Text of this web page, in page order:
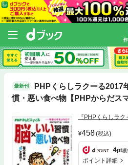
最新刊
PHPくらしラクーる2017
慣・悪い食べ物【PHPからだス
『PHPくらしラ
458(税込)
4pt獲
ポイント詳細